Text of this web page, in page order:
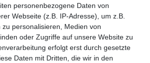
personenbezogene Daten von
Webseite (z.B. IP-Adresse), um z.B.
zu personalisieren, Medien von
oder Zugriffe auf unsere Website zu
erfolgt erst durch gesetzte
Daten mit Dritten, die wir in den